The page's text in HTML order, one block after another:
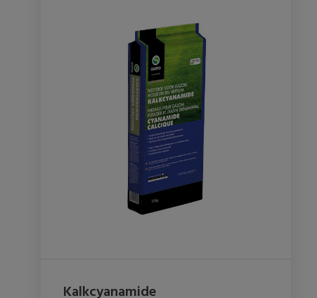
Kalkcyanamide